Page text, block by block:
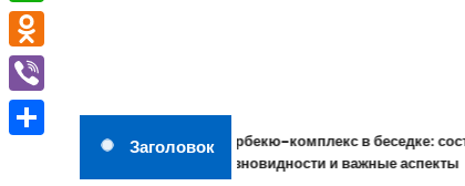
ЗаголовокБарбекю-комплекс в беседке: состав,
разновидности и важные аспекты
WhatsApp
Odnoklassniki
Viber